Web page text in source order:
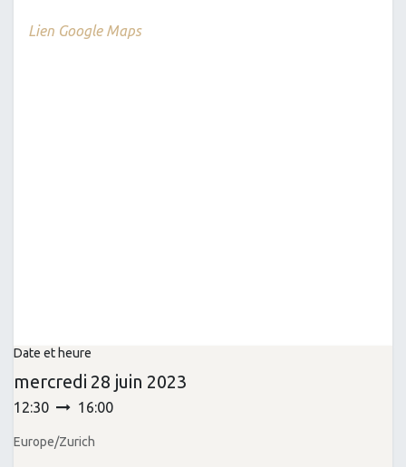
Lien Google Maps
Date et heure
mercredi 28 juin 2023
12:30 16:00
Europe/Zurich